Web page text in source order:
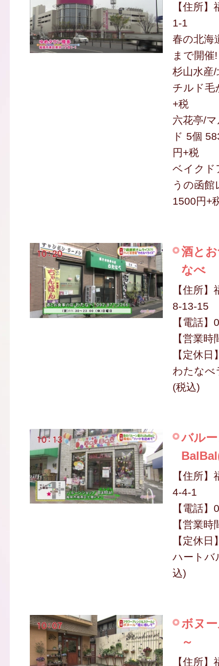
【住所
1-1
春の北海
まで開催!
杉山水産
チルド毛
+税
六花亭/
ド 5個
円+税
ベイクド
うの函
1500円+
酒と
なべ
【住所
8-13-15
【電話
【営業
【定休日
わたなべ
(税込)
バル
【住所
4-4-1
【電話
【営業
【定休日
ハートバ
込)
ボヌ
～
【住所